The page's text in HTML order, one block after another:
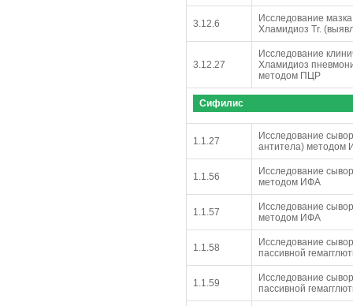
3.12.6
Исследование
Хламидиоз Tr.
3.12.27
Исследование
Хламидиоз
методом ПЦР
Сифилис
1.1.27
Исследование
антитела) методом
1.1.56
Исследование
методом ИФА
1.1.57
Исследование
методом ИФА
1.1.58
Исследование
пассивной
1.1.59
Исследование
пассивной